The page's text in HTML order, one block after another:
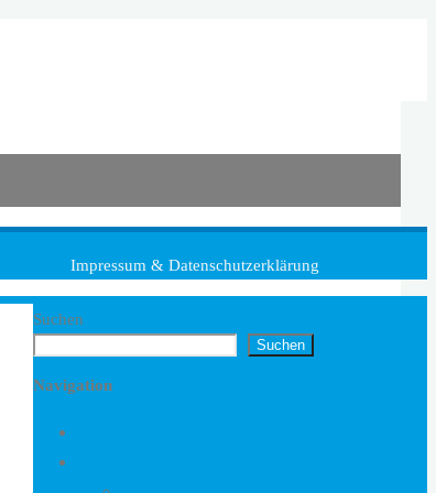
Suchen
Suchen
Navigation
Impressum & Datenschutzerklärung